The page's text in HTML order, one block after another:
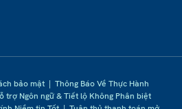
bảo mật | Thông Báo Về Thực Hành
trợ Ngôn ngữ & Tiết lộ Không Phân biệt